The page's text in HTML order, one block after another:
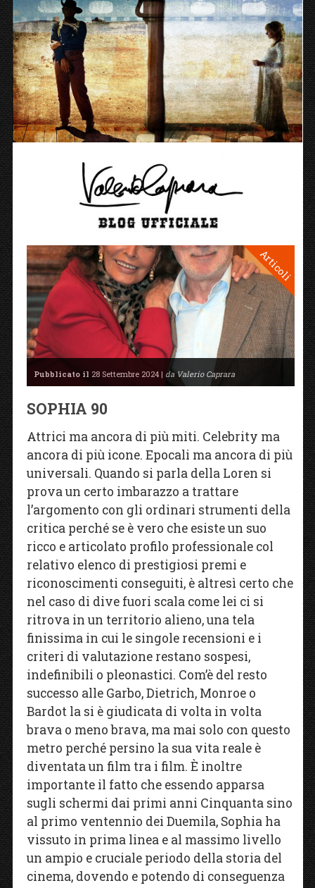
Articoli
Pubblicato il 28 Settembre 2024 | da Valerio Caprara
SOPHIA 90
Attrici ma ancora di più miti. Celebrity ma
ancora di più icone. Epocali ma ancora di più
universali. Quando si parla della Loren si
prova un certo imbarazzo a trattare
l’argomento con gli ordinari strumenti della
critica perché se è vero che esiste un suo
ricco e articolato profilo professionale col
relativo elenco di prestigiosi premi e
riconoscimenti conseguiti, è altresì certo che
nel caso di dive fuori scala come lei ci si
ritrova in un territorio alieno, una tela
finissima in cui le singole recensioni e i
criteri di valutazione restano sospesi,
indefinibili o pleonastici. Com’è del resto
successo alle Garbo, Dietrich, Monroe o
Bardot la si è giudicata di volta in volta
brava o meno brava, ma mai solo con questo
metro perché persino la sua vita reale è
diventata un film tra i film. È inoltre
importante il fatto che essendo apparsa
sugli schermi dai primi anni Cinquanta sino
al primo ventennio dei Duemila, Sophia ha
vissuto in prima linea e al massimo livello
un ampio e cruciale periodo della storia del
cinema, dovendo e potendo di conseguenza